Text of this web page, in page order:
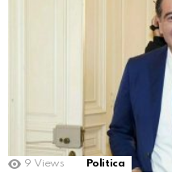
9 Views Politica